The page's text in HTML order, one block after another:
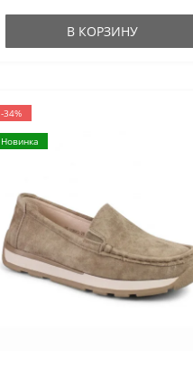
В КОРЗИНУ
-34%
Новинка